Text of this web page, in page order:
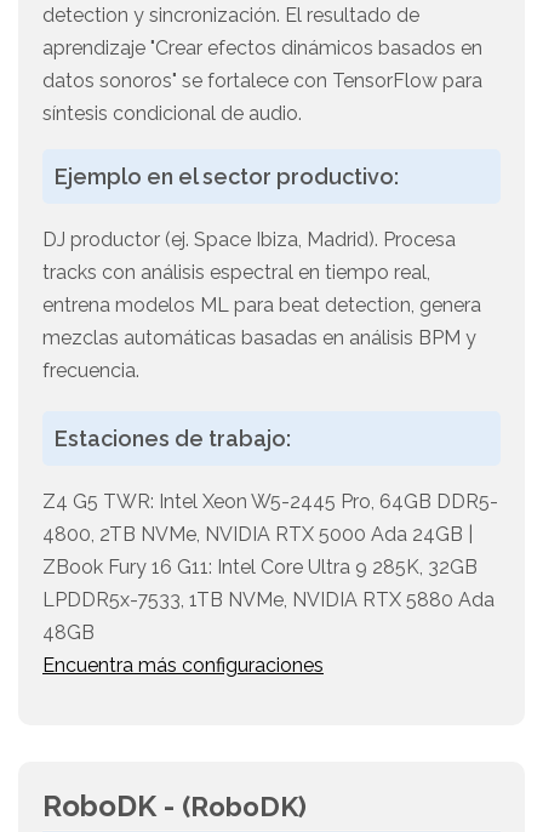
detection y sincronización. El resultado de
aprendizaje "Crear efectos dinámicos basados en
datos sonoros" se fortalece con TensorFlow para
síntesis condicional de audio.
Ejemplo en el sector productivo:
DJ productor (ej. Space Ibiza, Madrid). Procesa
tracks con análisis espectral en tiempo real,
entrena modelos ML para beat detection, genera
mezclas automáticas basadas en análisis BPM y
frecuencia.
Estaciones de trabajo:
Z4 G5 TWR: Intel Xeon W5-2445 Pro, 64GB DDR5-
4800, 2TB NVMe, NVIDIA RTX 5000 Ada 24GB |
ZBook Fury 16 G11: Intel Core Ultra 9 285K, 32GB
LPDDR5x-7533, 1TB NVMe, NVIDIA RTX 5880 Ada
48GB
Encuentra más configuraciones
RoboDK - (RoboDK)